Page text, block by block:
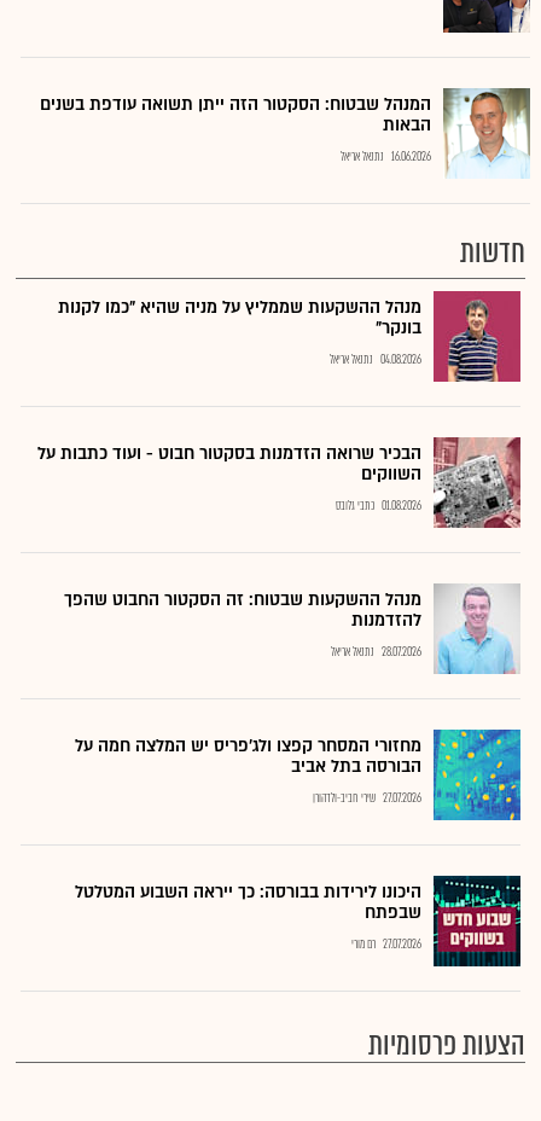
המנהל שבטוח: הסקטור הזה ייתן תשואה עודפת בשנים
הבאות
16.06.2026 נתנאל אריאל
חדשות
מנהל ההשקעות שממליץ על מניה שהיא "כמו לקנות
בונקר"
04.08.2026 נתנאל אריאל
הבכיר שרואה הזדמנות בסקטור חבוט - ועוד כתבות על
השווקים
01.08.2026 כתבי גלובס
מנהל ההשקעות שבטוח: זה הסקטור החבוט שהפך
להזדמנות
28.07.2026 נתנאל אריאל
מחזורי המסחר קפצו ולג'פריס יש המלצה חמה על
הבורסה בתל אביב
27.07.2026 שירי חביב-ולדהורן
היכונו לירידות בבורסה: כך ייראה השבוע המטלטל
שבפתח
27.07.2026 רם מורי
הצעות פרסומיות